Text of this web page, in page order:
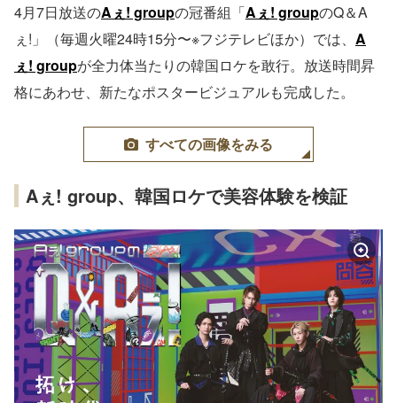
4月7日放送のAぇ! groupの冠番組「Aぇ! groupのQ＆A
ぇ!」（毎週火曜24時15分〜※フジテレビほか）では、 A
ぇ! groupが全力体当たりの韓国ロケを敢行。放送時間昇
格にあわせ、新たなポスタービジュアルも完成した。
すべての画像をみる
Aぇ! group、韓国ロケで美容体験を検証